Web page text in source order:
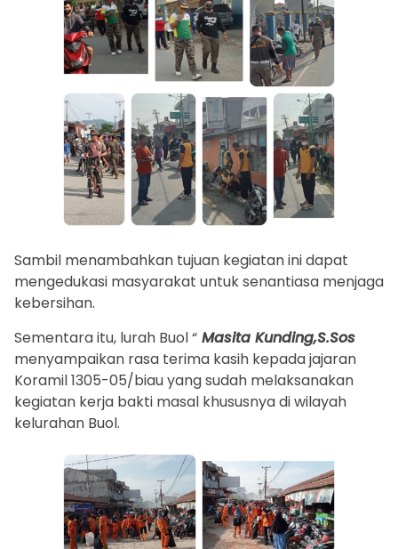
Sambil menambahkan tujuan kegiatan ini dapat
mengedukasi masyarakat untuk senantiasa menjaga
kebersihan.
Sementara itu, lurah Buol “ Masita Kunding,S.Sos
menyampaikan rasa terima kasih kepada jajaran
Koramil 1305-05/biau yang sudah melaksanakan
kegiatan kerja bakti masal khususnya di wilayah
kelurahan Buol.